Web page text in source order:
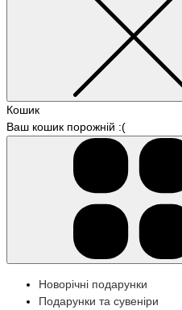
Кошик
Ваш кошик порожній :(
Новорічні подарунки
Подарунки та сувеніри